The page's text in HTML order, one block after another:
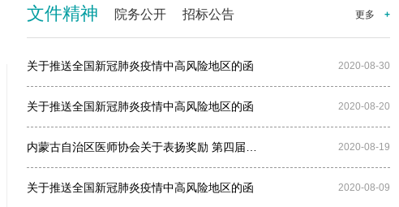
文件精神 院务公开 招标公告 更多 +
2020-08-30
关于推送全国新冠肺炎疫情中高风险地区的函
2020-08-20
关于推送全国新冠肺炎疫情中高风险地区的函
2020-08-19
内蒙古自治区医师协会关于表扬奖励 第四届…
2020-08-09
关于推送全国新冠肺炎疫情中高风险地区的函